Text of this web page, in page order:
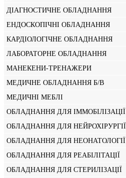
ДІАГНОСТИЧНЕ ОБЛАДНАННЯ
ЕНДОСКОПІЧНІ ОБЛАДНАННЯ
КАРДІОЛОГІЧНЕ ОБЛАДНАННЯ
ЛАБОРАТОРНЕ ОБЛАДНАННЯ
МАНЕКЕНИ-ТРЕНАЖЕРИ
МЕДИЧНЕ ОБЛАДНАННЯ Б/В
МЕДИЧНІ МЕБЛІ
ОБЛАДНАННЯ ДЛЯ ІММОБІЛІЗАЦІЇ
ОБЛАДНАННЯ ДЛЯ НЕЙРОХІРУРГІЇ
ОБЛАДНАННЯ ДЛЯ НЕОНАТОЛОГІЇ
ОБЛАДНАННЯ ДЛЯ РЕАБІЛІТАЦІЇ
ОБЛАДНАННЯ ДЛЯ СТЕРИЛІЗАЦІЇ